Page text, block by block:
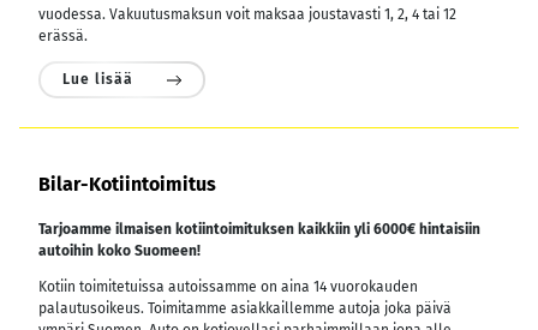
vuodessa. Vakuutusmaksun voit maksaa joustavasti 1, 2, 4 tai 12
erässä.
Lue lisää
Bilar-Kotiintoimitus
Tarjoamme ilmaisen kotiintoimituksen kaikkiin yli 6000€ hintaisiin
autoihin koko Suomeen!
Kotiin toimitetuissa autoissamme on aina 14 vuorokauden
palautusoikeus. Toimitamme asiakkaillemme autoja joka päivä